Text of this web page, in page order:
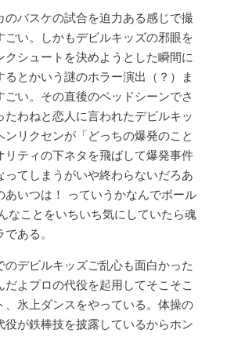
のバスケの試合を迫力ある感じで撮
ごい。しかもデビルキッズの邪眼を
クシュートを決めようとした瞬間に
るとかいう謎のホラー演出（？）ま
ごい。その直後のベッドシーンでさ
たわねと恋人に言われたデビルキッ
ンリクセンが「どっちの爆発のこと
リティの下ネタを飛ばして爆発事件
ってしまうがいや終わらないだろあ
あいつは！ っていうかなんでボール
なことをいちいち気にしていたら魂
ある。
のデビルキッズご乱心も面白かった
だよプロの代役を起用してそこそこ
、氷上ダンスをやっている。体操の
役が鉄棒技を披露しているからホン